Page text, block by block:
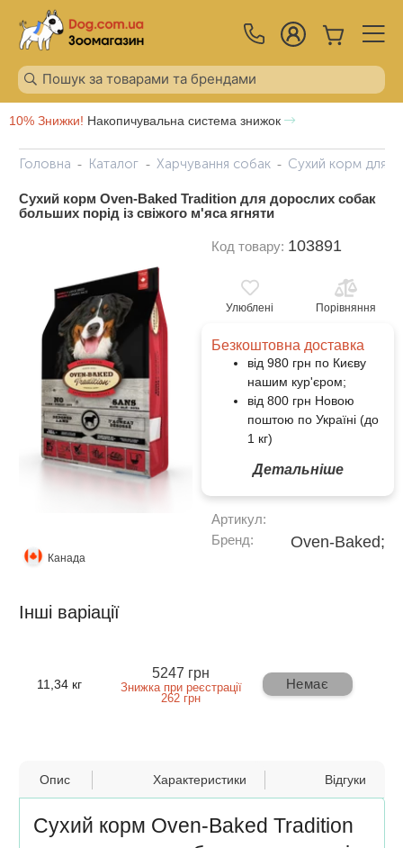
10% Знижки! Накопичувальна система знижок
Головна Каталог Харчування собак Сухий корм для
Сухий корм Oven-Baked Tradition для дорослих собак
больших порід із свіжого м'яса ягняти
Канада
Код товару: 103891
Улюблені Порівняння
Безкоштовна доставка
від 980 грн по Києву
нашим кур'єром;
від 800 грн Новою
поштою по Україні (до
1 кг)
Детальніше
Артикул:
Бренд:
Oven-Baked;
Інші варіації
11,34 кг
5247 грн
Знижка при реєстрації
262 грн
Немає
Опис Характеристики Відгуки
Сухий корм Oven-Baked Tradition